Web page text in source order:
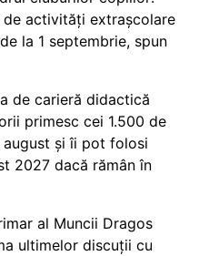
activități extrașcolare
la 1 septembrie, spun
de carieră didactică
primesc cei 1.500 de
august și îi pot folosi
2027 dacă rămân în
al Muncii Dragos
ultimelor discuții cu